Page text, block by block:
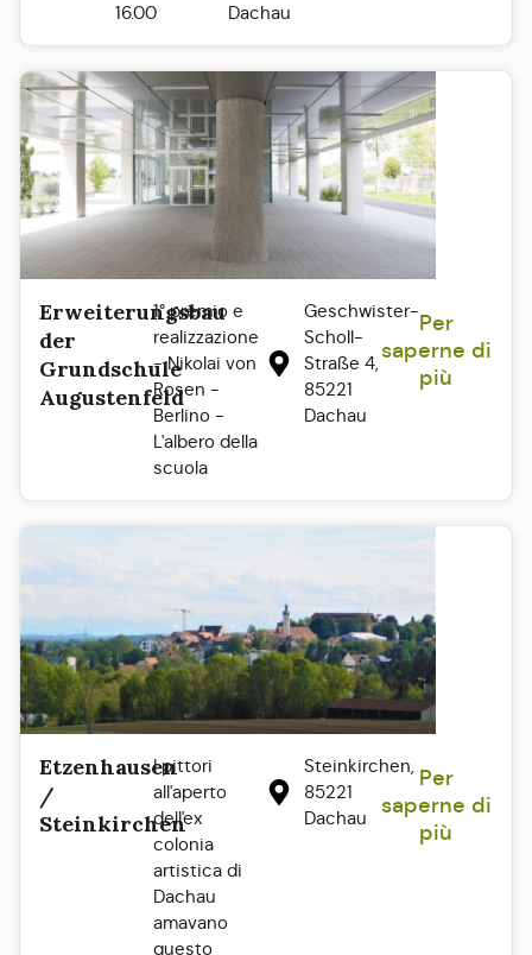
16.00
Dachau
Erweiterungsbau
der
Grundschule
Augustenfeld
1° premio e
realizzazione
- Nikolai von
Rosen -
Berlino -
L'albero della
scuola
Geschwister-
Scholl-
Straße 4,
85221
Dachau
Per
saperne di
più
Etzenhausen
/
Steinkirchen
I pittori
all'aperto
dell'ex
colonia
artistica di
Dachau
amavano
questo
Steinkirchen,
85221
Dachau
Per
saperne di
più